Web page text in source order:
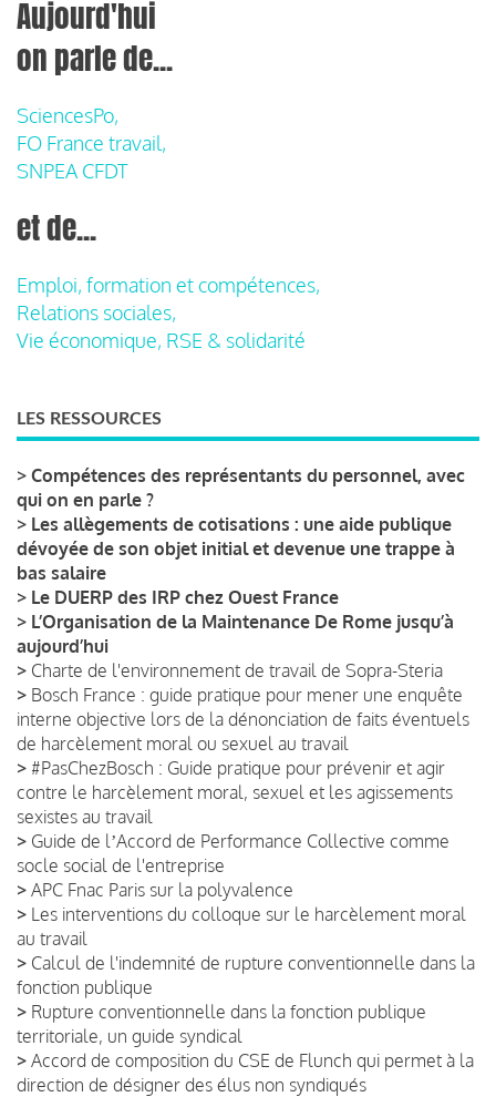
Aujourd'hui
on parle de...
SciencesPo,
FO France travail,
SNPEA CFDT
et de...
Emploi, formation et compétences,
Relations sociales,
Vie économique, RSE & solidarité
LES RESSOURCES
> Compétences des représentants du personnel, avec
qui on en parle ?
> Les allègements de cotisations : une aide publique
dévoyée de son objet initial et devenue une trappe à
bas salaire
> Le DUERP des IRP chez Ouest France
> L’Organisation de la Maintenance De Rome jusqu’à
aujourd’hui
> Charte de l'environnement de travail de Sopra-Steria
> Bosch France : guide pratique pour mener une enquête
interne objective lors de la dénonciation de faits éventuels
de harcèlement moral ou sexuel au travail
> #PasChezBosch : Guide pratique pour prévenir et agir
contre le harcèlement moral, sexuel et les agissements
sexistes au travail
> Guide de lʼAccord de Performance Collective comme
socle social de l'entreprise
> APC Fnac Paris sur la polyvalence
> Les interventions du colloque sur le harcèlement moral
au travail
> Calcul de l'indemnité de rupture conventionnelle dans la
fonction publique
> Rupture conventionnelle dans la fonction publique
territoriale, un guide syndical
> Accord de composition du CSE de Flunch qui permet à la
direction de désigner des élus non syndiqués